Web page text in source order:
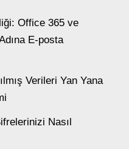
Office 365 ve
E-posta
Verileri Yan Yana
Nasıl